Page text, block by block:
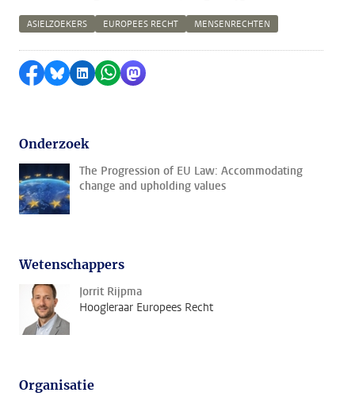
ASIELZOEKERS EUROPEES RECHT MENSENRECHTEN
Delen op Facebook
Delen via Bluesky
Delen op LinkedIn
Delen via WhatsApp
Delen via Mastodon
Onderzoek
The Progression of EU Law: Accommodating
change and upholding values
Wetenschappers
Jorrit Rijpma
Hoogleraar Europees Recht
Organisatie